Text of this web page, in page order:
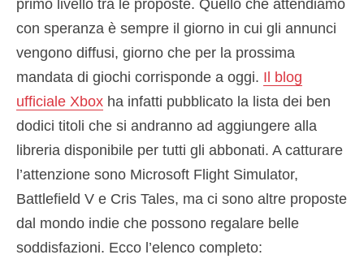
primo livello tra le proposte. Quello che attendiamo
con speranza è sempre il giorno in cui gli annunci
vengono diffusi, giorno che per la prossima
mandata di giochi corrisponde a oggi. Il blog
ufficiale Xbox ha infatti pubblicato la lista dei ben
dodici titoli che si andranno ad aggiungere alla
libreria disponibile per tutti gli abbonati. A catturare
l’attenzione sono Microsoft Flight Simulator,
Battlefield V e Cris Tales, ma ci sono altre proposte
dal mondo indie che possono regalare belle
soddisfazioni. Ecco l’elenco completo: